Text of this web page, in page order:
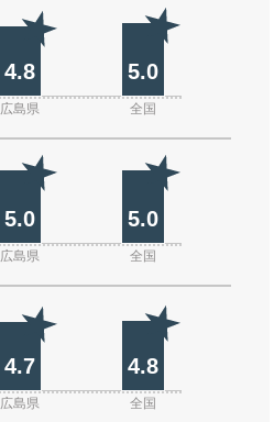
4.8 5.0
広島県 全国
5.0 5.0
広島県 全国
4.7 4.8
広島県 全国